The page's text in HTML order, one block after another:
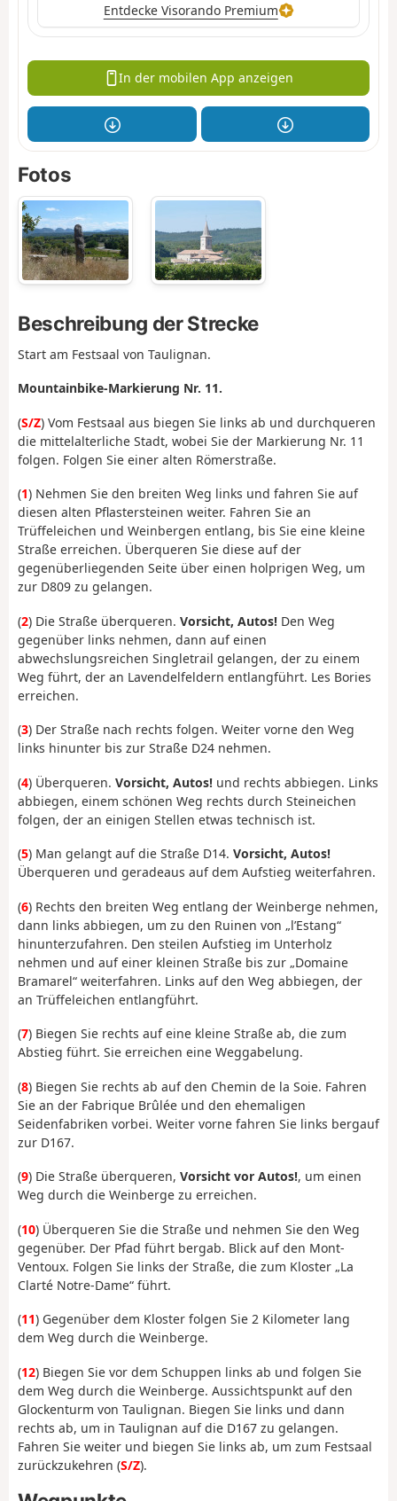
Entdecke Visorando Premium
In der mobilen App anzeigen
Fotos
Beschreibung der Strecke
Start am Festsaal von Taulignan.
Mountainbike-Markierung Nr. 11.
(S/Z) Vom Festsaal aus biegen Sie links ab und durchqueren
die mittelalterliche Stadt, wobei Sie der Markierung Nr. 11
folgen. Folgen Sie einer alten Römerstraße.
(1) Nehmen Sie den breiten Weg links und fahren Sie auf
diesen alten Pflastersteinen weiter. Fahren Sie an
Trüffeleichen und Weinbergen entlang, bis Sie eine kleine
Straße erreichen. Überqueren Sie diese auf der
gegenüberliegenden Seite über einen holprigen Weg, um
zur D809 zu gelangen.
(2) Die Straße überqueren. Vorsicht, Autos! Den Weg
gegenüber links nehmen, dann auf einen
abwechslungsreichen Singletrail gelangen, der zu einem
Weg führt, der an Lavendelfeldern entlangführt. Les Bories
erreichen.
(3) Der Straße nach rechts folgen. Weiter vorne den Weg
links hinunter bis zur Straße D24 nehmen.
(4) Überqueren. Vorsicht, Autos! und rechts abbiegen. Links
abbiegen, einem schönen Weg rechts durch Steineichen
folgen, der an einigen Stellen etwas technisch ist.
(5) Man gelangt auf die Straße D14. Vorsicht, Autos!
Überqueren und geradeaus auf dem Aufstieg weiterfahren.
(6) Rechts den breiten Weg entlang der Weinberge nehmen,
dann links abbiegen, um zu den Ruinen von „l’Estang“
hinunterzufahren. Den steilen Aufstieg im Unterholz
nehmen und auf einer kleinen Straße bis zur „Domaine
Bramarel“ weiterfahren. Links auf den Weg abbiegen, der
an Trüffeleichen entlangführt.
(7) Biegen Sie rechts auf eine kleine Straße ab, die zum
Abstieg führt. Sie erreichen eine Weggabelung.
(8) Biegen Sie rechts ab auf den Chemin de la Soie. Fahren
Sie an der Fabrique Brûlée und den ehemaligen
Seidenfabriken vorbei. Weiter vorne fahren Sie links bergauf
zur D167.
(9) Die Straße überqueren, Vorsicht vor Autos!, um einen
Weg durch die Weinberge zu erreichen.
(10) Überqueren Sie die Straße und nehmen Sie den Weg
gegenüber. Der Pfad führt bergab. Blick auf den Mont-
Ventoux. Folgen Sie links der Straße, die zum Kloster „La
Clarté Notre-Dame“ führt.
(11) Gegenüber dem Kloster folgen Sie 2 Kilometer lang
dem Weg durch die Weinberge.
(12) Biegen Sie vor dem Schuppen links ab und folgen Sie
dem Weg durch die Weinberge. Aussichtspunkt auf den
Glockenturm von Taulignan. Biegen Sie links und dann
rechts ab, um in Taulignan auf die D167 zu gelangen.
Fahren Sie weiter und biegen Sie links ab, um zum Festsaal
zurückzukehren (S/Z).